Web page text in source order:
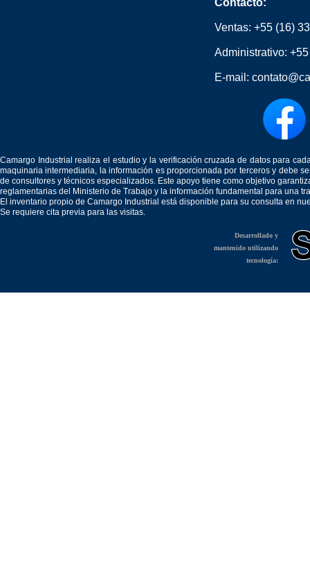
Contacto:
Ventas: +55 (16)
Administrativo:
E-mail:
Camargo Industrial realiza el estudio y la verificación cruzada de datos para
maquinaria intermediaria, la información es proporcionada por terceros y debe
de consultores y técnicos especializados. Este apoyo tiene como objetivo
reglamentarias del Ministerio de Trabajo y la información fundamental para una
El inventario propio de Camargo Industrial está disponible para su consulta en
Se requiere cita previa para las visitas.
Desarrollado y
mantenido utilizando
tecnología: